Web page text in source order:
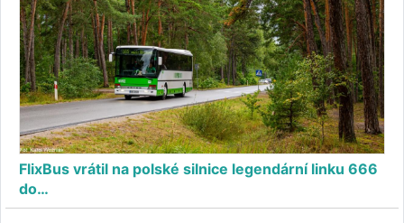
FlixBus vrátil na polské silnice legendární linku 666
do…